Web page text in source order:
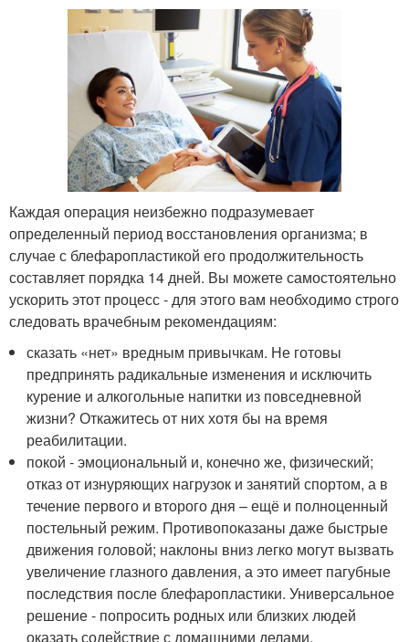
Каждая операция неизбежно подразумевает
определенный период восстановления организма; в
случае с блефаропластикой его продолжительность
составляет порядка 14 дней. Вы можете самостоятельно
ускорить этот процесс - для этого вам необходимо строго
следовать врачебным рекомендациям:
сказать «нет» вредным привычкам. Не готовы
предпринять радикальные изменения и исключить
курение и алкогольные напитки из повседневной
жизни? Откажитесь от них хотя бы на время
реабилитации.
покой - эмоциональный и, конечно же, физический;
отказ от изнуряющих нагрузок и занятий спортом, а в
течение первого и второго дня – ещё и полноценный
постельный режим. Противопоказаны даже быстрые
движения головой; наклоны вниз легко могут вызвать
увеличение глазного давления, а это имеет пагубные
последствия после блефаропластики. Универсальное
решение - попросить родных или близких людей
оказать содействие с домашними делами.